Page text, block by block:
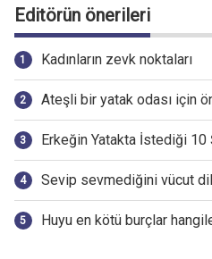
Editörün önerileri
Kadınların zevk noktaları
Ateşli bir yatak odası için
Erkeğin Yatakta İstediği 10
Sevip sevmediğini vücut
Huyu en kötü burçlar